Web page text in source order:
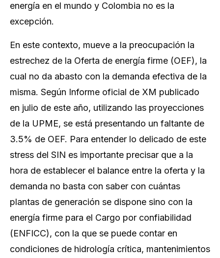
energía en el mundo y Colombia no es la
excepción.
En este contexto, mueve a la preocupación la
estrechez de la Oferta de energía firme (OEF), la
cual no da abasto con la demanda efectiva de la
misma. Según Informe oficial de XM publicado
en julio de este año, utilizando las proyecciones
de la UPME, se está presentando un faltante de
3.5% de OEF. Para entender lo delicado de este
stress del SIN es importante precisar que a la
hora de establecer el balance entre la oferta y la
demanda no basta con saber con cuántas
plantas de generación se dispone sino con la
energía firme para el Cargo por confiabilidad
(ENFICC), con la que se puede contar en
condiciones de hidrología crítica, mantenimientos